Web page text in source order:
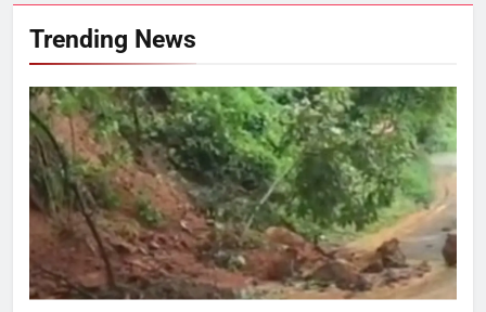
Trending News